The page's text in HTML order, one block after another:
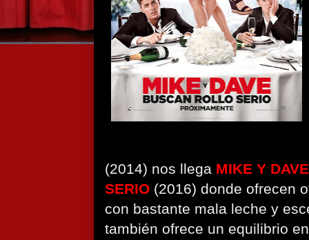
(2014) nos llega MIKE Y
SERIO (2016) donde ofrecen
con bastante mala leche y
también ofrece un equilibrio